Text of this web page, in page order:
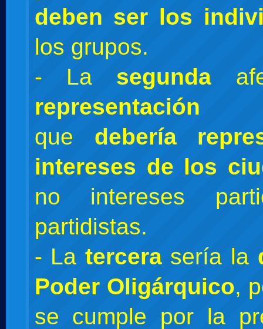
deben ser los
los grupos.
- La segunda
que debería
intereses de los
no intereses
partidistas.
- La tercerasería la
Poder Oligárquico,
se cumple por la